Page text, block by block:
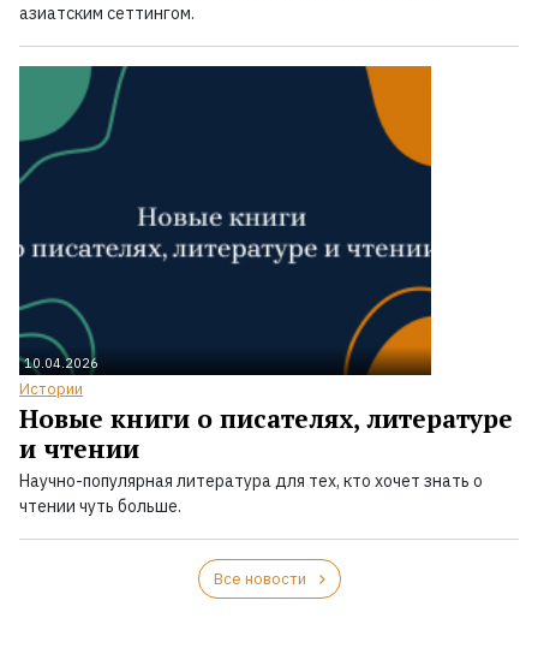
азиатским сеттингом.
10.04.2026
Истории
Новые книги о писателях, литературе
и чтении
Научно-популярная литература для тех, кто хочет знать о
чтении чуть больше.
Все новости